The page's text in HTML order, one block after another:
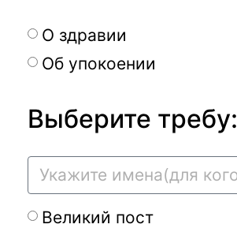
О здравии
Об упокоении
Выберите требу:
Великий пост